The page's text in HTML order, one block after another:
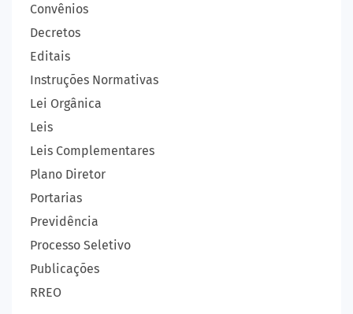
Convênios
Decretos
Editais
Instruções Normativas
Lei Orgânica
Leis
Leis Complementares
Plano Diretor
Portarias
Previdência
Processo Seletivo
Publicações
RREO